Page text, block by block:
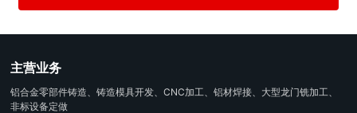
主营业务
铝合金零部件铸造、铸造模具开发、CNC加工、铝材焊接、大型龙门铣加工、
非标设备定做